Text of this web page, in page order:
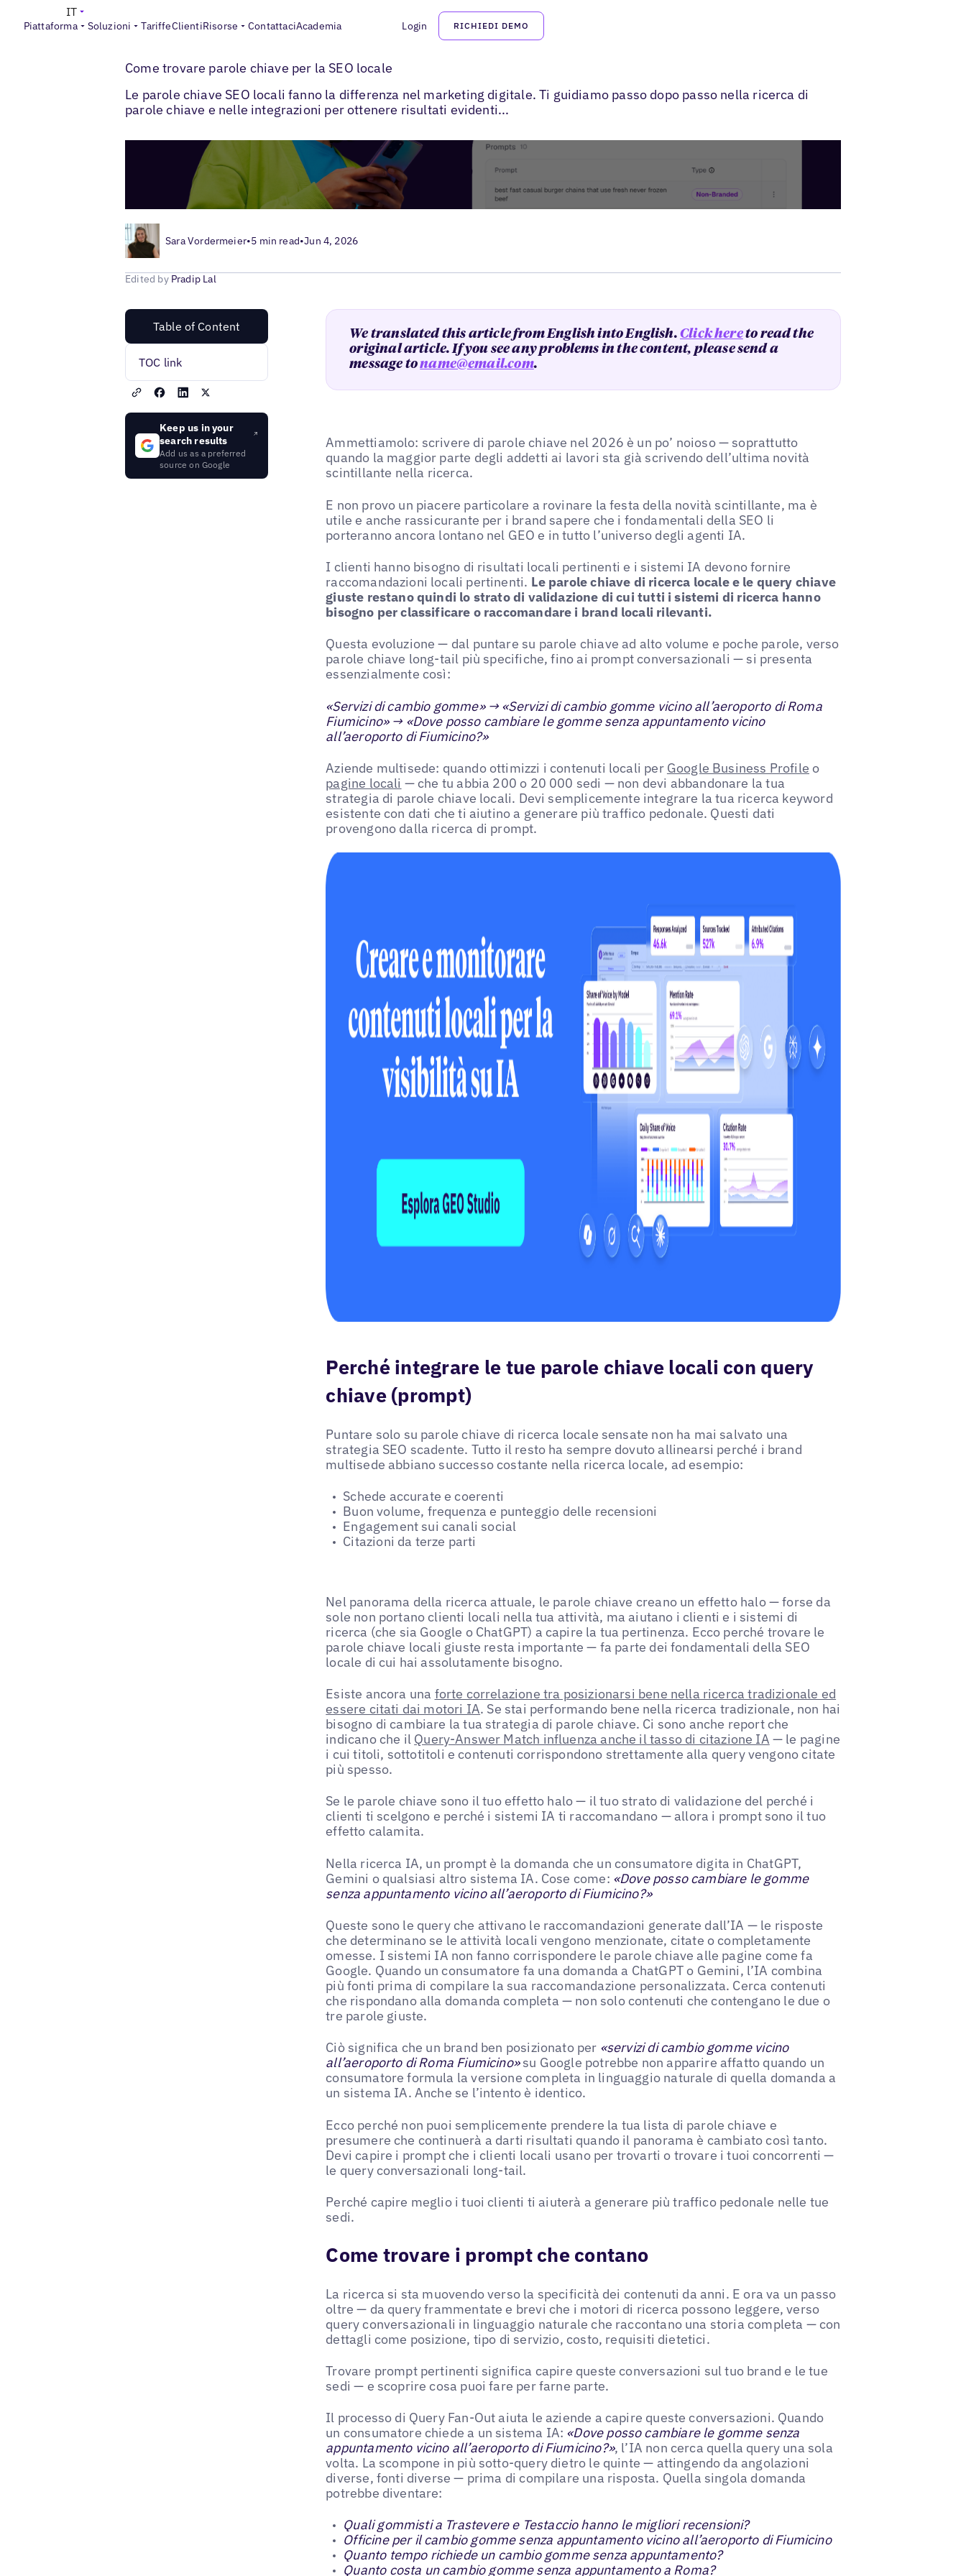
Piattaforma Soluzioni TariffeClientiRisorse ContattaciAcademia Login RICHIEDI DEMO
IT
Blogs> SEO locale>
Come trovare parole chiave per la SEO locale
Le parole chiave SEO locali fanno la differenza nel marketing digitale. Ti guidiamo passo dopo passo nella ricerca di
parole chiave e nelle integrazioni per ottenere risultati evidenti...
Sara Vordermeier•5 min read•Jun 4, 2026
Edited by Pradip Lal
Table of Content
TOC link
Keep us in your
search results
Add us as a preferred
source on Google
We translated this article from English into English. Click hereto read the
original article. If you see any problems in the content, please send a
message toname@email.com.
Ammettiamolo: scrivere di parole chiave nel 2026 è un po’ noioso — soprattutto
quando la maggior parte degli addetti ai lavori sta già scrivendo dell’ultima novità
scintillante nella ricerca.
E non provo un piacere particolare a rovinare la festa della novità scintillante, ma è
utile e anche rassicurante per i brand sapere che i fondamentali della SEO li
porteranno ancora lontano nel GEO e in tutto l’universo degli agenti IA.
I clienti hanno bisogno di risultati locali pertinenti e i sistemi IA devono fornire
raccomandazioni locali pertinenti. Le parole chiave di ricerca locale e le query chiave
giuste restano quindi lo strato di validazione di cui tutti i sistemi di ricerca hanno
bisogno per classificare o raccomandare i brand locali rilevanti.
Questa evoluzione — dal puntare su parole chiave ad alto volume e poche parole, verso
parole chiave long-tail più specifiche, fino ai prompt conversazionali — si presenta
essenzialmente così:
«Servizi di cambio gomme» → «Servizi di cambio gomme vicino all’aeroporto di Roma
Fiumicino» → «Dove posso cambiare le gomme senza appuntamento vicino
all’aeroporto di Fiumicino?»
Aziende multisede: quando ottimizzi i contenuti locali per Google Business Profile o
pagine locali — che tu abbia 200 o 20 000 sedi — non devi abbandonare la tua
strategia di parole chiave locali. Devi semplicemente integrare la tua ricerca keyword
esistente con dati che ti aiutino a generare più traffico pedonale. Questi dati
provengono dalla ricerca di prompt.
Perché integrare le tue parole chiave locali con query
chiave (prompt)
Puntare solo su parole chiave di ricerca locale sensate non ha mai salvato una
strategia SEO scadente. Tutto il resto ha sempre dovuto allinearsi perché i brand
multisede abbiano successo costante nella ricerca locale, ad esempio:
Schede accurate e coerenti
Buon volume, frequenza e punteggio delle recensioni
Engagement sui canali social
Citazioni da terze parti
Nel panorama della ricerca attuale, le parole chiave creano un effetto halo — forse da
sole non portano clienti locali nella tua attività, ma aiutano i clienti e i sistemi di
ricerca (che sia Google o ChatGPT) a capire la tua pertinenza. Ecco perché trovare le
parole chiave locali giuste resta importante — fa parte dei fondamentali della SEO
locale di cui hai assolutamente bisogno.
Esiste ancora una forte correlazione tra posizionarsi bene nella ricerca tradizionale ed
essere citati dai motori IA. Se stai performando bene nella ricerca tradizionale, non hai
bisogno di cambiare la tua strategia di parole chiave. Ci sono anche report che
indicano che il Query-Answer Match influenza anche il tasso di citazione IA — le pagine
i cui titoli, sottotitoli e contenuti corrispondono strettamente alla query vengono citate
più spesso.
Se le parole chiave sono il tuo effetto halo — il tuo strato di validazione del perché i
clienti ti scelgono e perché i sistemi IA ti raccomandano — allora i prompt sono il tuo
effetto calamita.
Nella ricerca IA, un prompt è la domanda che un consumatore digita in ChatGPT,
Gemini o qualsiasi altro sistema IA. Cose come: «Dove posso cambiare le gomme
senza appuntamento vicino all’aeroporto di Fiumicino?»
Queste sono le query che attivano le raccomandazioni generate dall’IA — le risposte
che determinano se le attività locali vengono menzionate, citate o completamente
omesse. I sistemi IA non fanno corrispondere le parole chiave alle pagine come fa
Google. Quando un consumatore fa una domanda a ChatGPT o Gemini, l’IA combina
più fonti prima di compilare la sua raccomandazione personalizzata. Cerca contenuti
che rispondano alla domanda completa — non solo contenuti che contengano le due o
tre parole giuste.
Ciò significa che un brand ben posizionato per «servizi di cambio gomme vicino
all’aeroporto di Roma Fiumicino»su Google potrebbe non apparire affatto quando un
consumatore formula la versione completa in linguaggio naturale di quella domanda a
un sistema IA. Anche se l’intento è identico.
Ecco perché non puoi semplicemente prendere la tua lista di parole chiave e
presumere che continuerà a darti risultati quando il panorama è cambiato così tanto.
Devi capire i prompt che i clienti locali usano per trovarti o trovare i tuoi concorrenti —
le query conversazionali long-tail.
Perché capire meglio i tuoi clienti ti aiuterà a generare più traffico pedonale nelle tue
sedi.
Come trovare i prompt che contano
La ricerca si sta muovendo verso la specificità dei contenuti da anni. E ora va un passo
oltre — da query frammentate e brevi che i motori di ricerca possono leggere, verso
query conversazionali in linguaggio naturale che raccontano una storia completa — con
dettagli come posizione, tipo di servizio, costo, requisiti dietetici.
Trovare prompt pertinenti significa capire queste conversazioni sul tuo brand e le tue
sedi — e scoprire cosa puoi fare per farne parte.
Il processo di Query Fan-Out aiuta le aziende a capire queste conversazioni. Quando
un consumatore chiede a un sistema IA: «Dove posso cambiare le gomme senza
appuntamento vicino all’aeroporto di Fiumicino?», l’IA non cerca quella query una sola
volta. La scompone in più sotto-query dietro le quinte — attingendo da angolazioni
diverse, fonti diverse — prima di compilare una risposta. Quella singola domanda
potrebbe diventare:
Quali gommisti a Trastevere e Testaccio hanno le migliori recensioni?
Officine per il cambio gomme senza appuntamento vicino all’aeroporto di Fiumicino
Quanto tempo richiede un cambio gomme senza appuntamento?
Quanto costa un cambio gomme senza appuntamento a Roma?